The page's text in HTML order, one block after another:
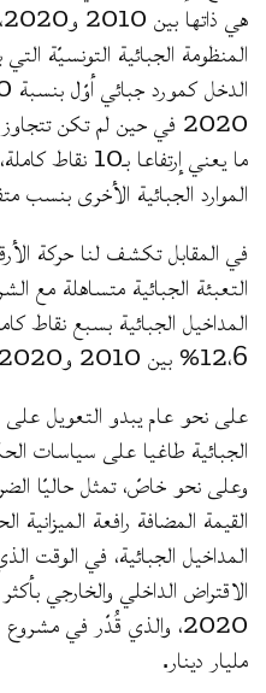
المنظومة الجبائية التونسيّة
ما يعني
الموارد الجبائية الأخرى بنسب
في المقابل تكشف لنا حركة
التعبئة الجبائية متساهلة مع
12،6% بين 2010 و2020.
على نحو عام يبدو التعويل على
الجبائية طاغيا على سياسات
وعلى نحو خاصّ، تمثل حاليّا
القيمة المضافة رافعة الميزانية
المداخيل الجبائية، في الوقت
مليار دينار.